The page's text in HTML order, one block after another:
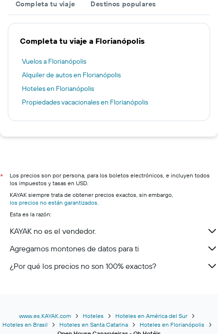
Completa tu viaje Destinos populares
Completa tu viaje a Florianópolis
Vuelos a Florianópolis
Alquiler de autos en Florianópolis
Hoteles en Florianópolis
Propiedades vacacionales en Florianópolis
*
Los precios son por persona, para los boletos electrónicos, e incluyen todos
los impuestos y tasas en USD.
KAYAK siempre trata de obtener precios exactos, sin embargo,
los precios no están garantizados.
Esta es la razón:
KAYAK no es el vendedor.
Agregamos montones de datos para ti
¿Por qué los precios no son 100% exactos?
www.es.KAYAK.com Hoteles
Hoteles en América del Sur
Hoteles en Brasil
Hoteles en Santa Catarina
Hoteles en Florianópolis